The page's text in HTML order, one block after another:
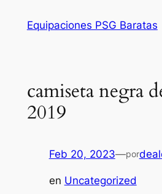
Equipaciones PSG Baratas
camiseta negra
2019
Feb 20, 2023—por
en Uncategorized